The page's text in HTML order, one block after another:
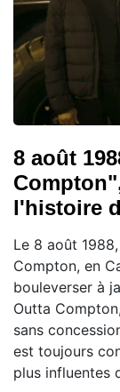
8 août
l'histoire
Le 8 août
Compton, en
bouleverser à
Outta
sans
est toujours
plus influentes